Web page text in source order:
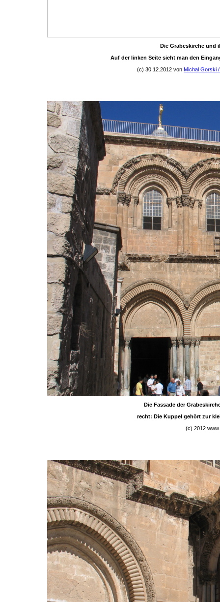
Die Grabeskirche und
Auf der linken Seite sieht man den
(c) 30.12.2012 von Michal Gorski
Die Fassade der
recht: Die Kuppel gehört zur
(c) 2012